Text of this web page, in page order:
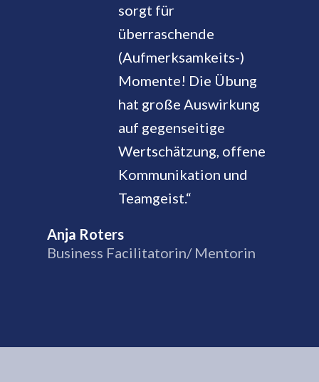
sorgt für
überraschende
(Aufmerksamkeits-)
Momente! Die Übung
hat große Auswirkung
auf gegenseitige
Wertschätzung, offene
Kommunikation und
Teamgeist.“
Anja Roters
Business Facilitatorin/ Mentorin